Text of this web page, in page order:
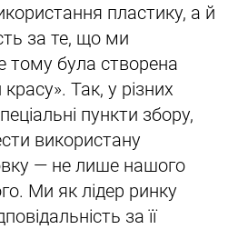
пластику, а й
за те, що ми
була створена
Так, у різних
пункти збору,
використану
— не лише нашого
Ми як лідер ринку
за її